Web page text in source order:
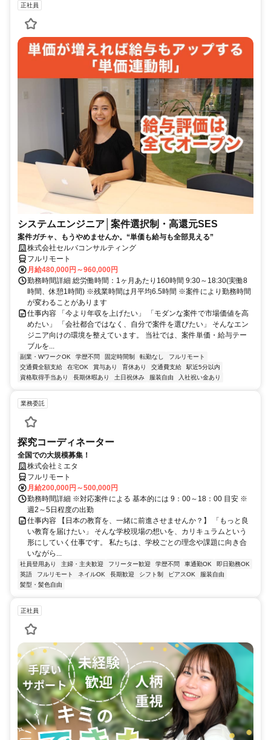
正社員
システムエンジニア│案件選択制・高還元SES
案件ガチャ、もうやめませんか。“単価も給与も全部見える”
株式会社セルバコンサルティング
フルリモート
月給480,000円～960,000円
勤務時間詳細 総労働時間：1ヶ月あたり160時間 9:30～18:30(実働8
時間、休憩1時間) ※残業時間は月平均6.5時間 ※案件により勤務時間
が変わることがあります
仕事内容 「今より年収を上げたい」 「モダンな案件で市場価値を高
めたい」 「会社都合ではなく、自分で案件を選びたい」 そんなエン
ジニア向けの環境を整えています。 当社では、案件単価・給与テー
ブルを...
副業・WワークOK 学歴不問 固定時間制 転勤なし
フルリモート
交通費全額支給
在宅OK 賞与あり 育休あり 交通費支給
駅近5分以内
資格取得手当あり
長期休暇あり 土日祝休み 服装自由 入社祝い金あり
業務委託
探究コーディネーター
全国での大規模募集！
株式会社ミエタ
フルリモート
月給200,000円～500,000円
勤務時間詳細 ※対応案件による 基本的には 9：00～18：00 目安 ※
週2～5日程度の出勤
仕事内容 【日本の教育を、一緒に前進させませんか？】 「もっと良
い教育を届けたい」 そんな学校現場の想いを、カリキュラムという
形にしていく仕事です。 私たちは、学校ごとの理念や課題に向き合
いながら...
社員登用あり 主婦・主夫歓迎 フリーター歓迎 学歴不問 車通勤OK
即日勤務OK
英語
フルリモート ネイルOK 長期歓迎 シフト制 ピアスOK
服装自由
髪型・髪色自由
正社員